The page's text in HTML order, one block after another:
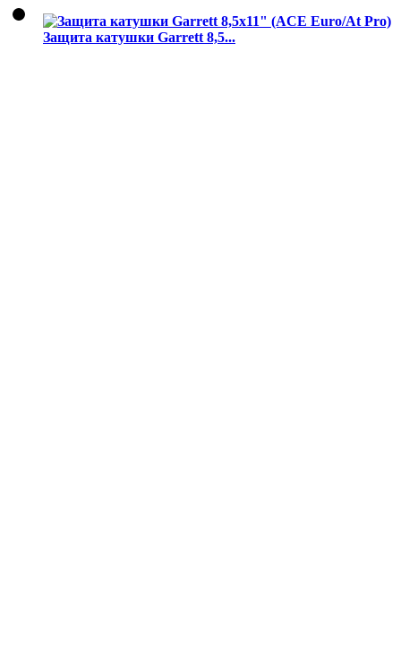
Защита катушки Garrett 8,5...